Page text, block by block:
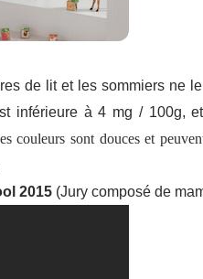
de lit et les sommiers ne
inférieure à 4 mg / 100g,
couleurs sont douces et
2015(Jury composé de